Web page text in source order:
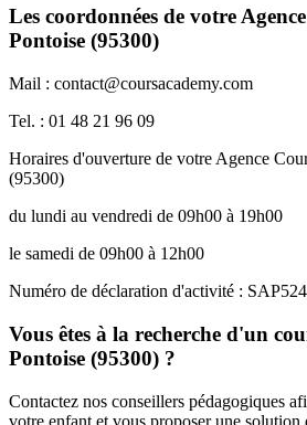
Les coordonnées de votre
Pontoise (95300)
Mail : contact@coursacademy.com
Tel. : 01 48 21 96 09
Horaires d'ouverture de votre Agence
(95300)
du lundi au vendredi de 09h00 à 19h00
le samedi de 09h00 à 12h00
Numéro de déclaration d'activité :
Vous êtes à la recherche d'un
Pontoise (95300) ?
Contactez nos conseillers pédagogiques
votre enfant et vous proposer une solution